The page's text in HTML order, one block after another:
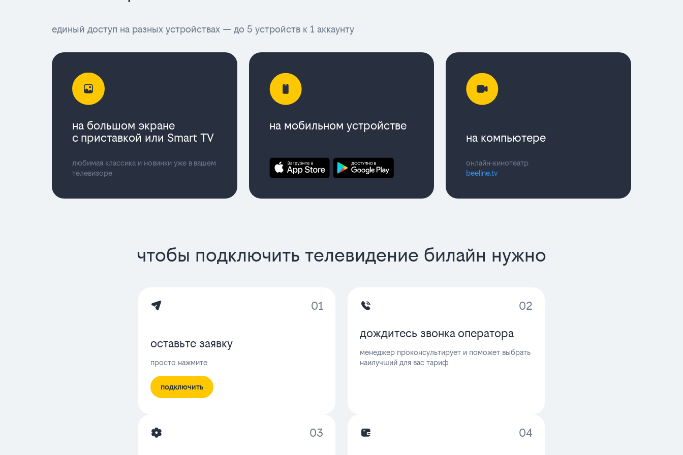
единый доступ на разных устройствах — до 5 устройств к 1 аккаунту
на большом экране
с приставкой или Smart TV
любимая классика и новинки уже в вашем
телевизоре
на мобильном устройстве
на компьютере
онлайн‑кинотеатр
beeline.tv
чтобы подключить телевидение билайн нужно
01
оставьте заявку
просто нажмите
подключить
02
дождитесь звонка оператора
менеджер проконсультирует и поможет выбрать
наилучший для вас тариф
03 04